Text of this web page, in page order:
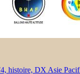
histoire, DX Asie